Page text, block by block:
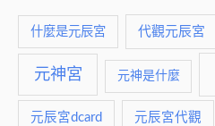
什麼是元辰宮 代觀元辰宮
元神宮 元神是什麼
元辰宮dcard 元辰宮代觀